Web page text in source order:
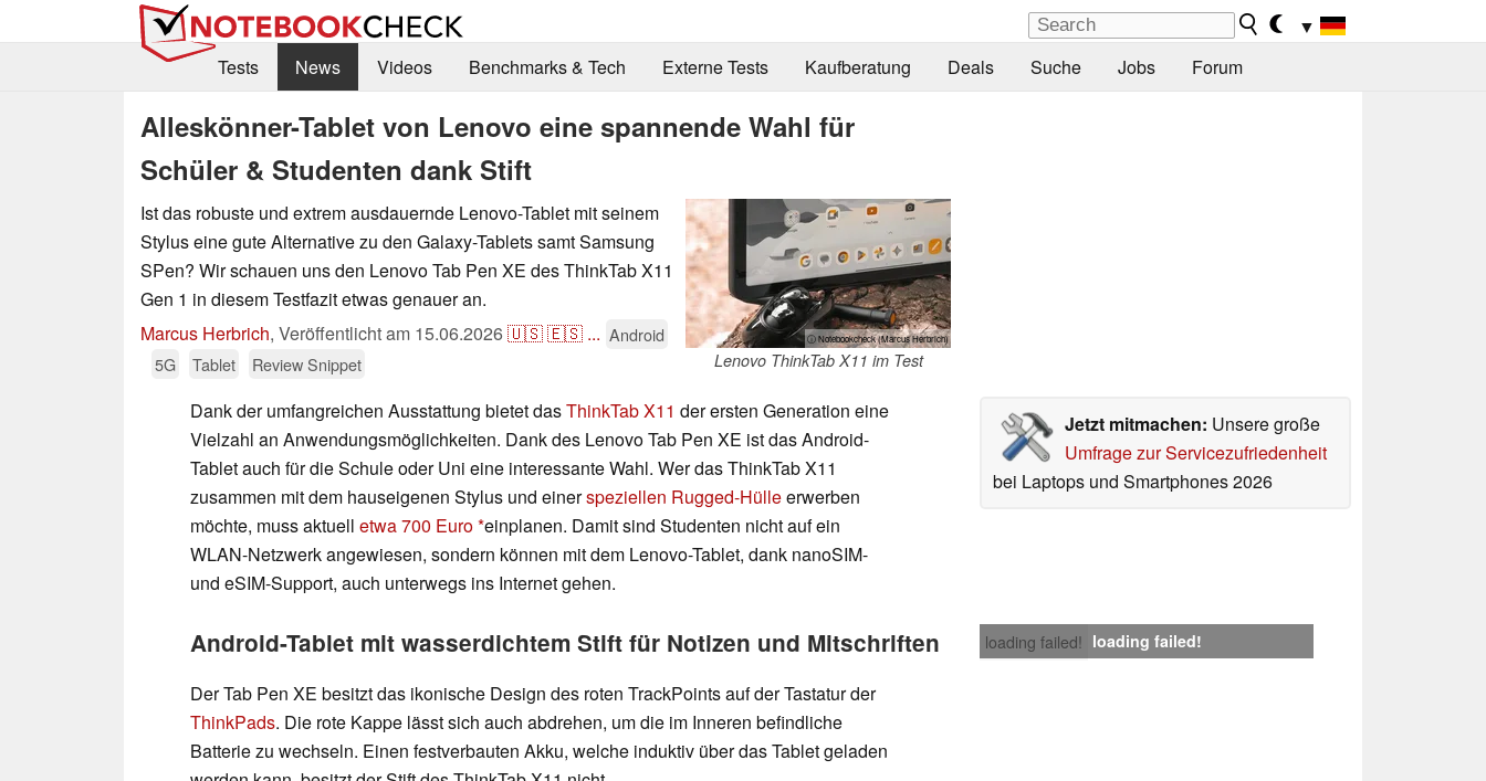
▼
Tests
News Videos Benchmarks & Tech Externe Tests Kaufberatung Deals Suche Jobs Forum
Alleskönner-Tablet von Lenovo eine spannende Wahl für
Schüler & Studenten dank Stift
ⓘ Notebookcheck (Marcus Herbrich)
Lenovo ThinkTab X11 im Test
Ist das robuste und extrem ausdauernde Lenovo-Tablet mit seinem
Stylus eine gute Alternative zu den Galaxy-Tablets samt Samsung
SPen? Wir schauen uns den Lenovo Tab Pen XE des ThinkTab X11
Gen 1 in diesem Testfazit etwas genauer an.
Marcus Herbrich, Veröffentlicht am 15.06.2026🇺🇸🇪🇸 ... Android
5G
Tablet Review Snippet
Jetzt mitmachen: Unsere große
Umfrage zur Servicezufriedenheit
bei Laptops und Smartphones 2026
Dank der umfangreichen Ausstattung bietet dasThinkTab X11 der ersten Generation eine
Vielzahl an Anwendungsmöglichkeiten. Dank des Lenovo Tab Pen XE ist das Android-
Tablet auch für die Schule oder Uni eine interessante Wahl. Wer das ThinkTab X11
zusammen mit dem hauseigenen Stylus und einerspeziellen Rugged-Hülleerwerben
möchte, muss aktuell etwa 700 Euro einplanen. Damit sind Studenten nicht auf ein
WLAN-Netzwerk angewiesen, sondern können mit dem Lenovo-Tablet, dank nanoSIM-
und eSIM-Support, auch unterwegs ins Internet gehen.
loading failed! loading failed!
Android-Tablet mit wasserdichtem Stift für Notizen und Mitschriften
Der Tab Pen XE besitzt das ikonische Design des roten TrackPoints auf der Tastatur der
ThinkPads. Die rote Kappe lässt sich auch abdrehen, um die im Inneren befindliche
Batterie zu wechseln. Einen festverbauten Akku, welche induktiv über das Tablet geladen